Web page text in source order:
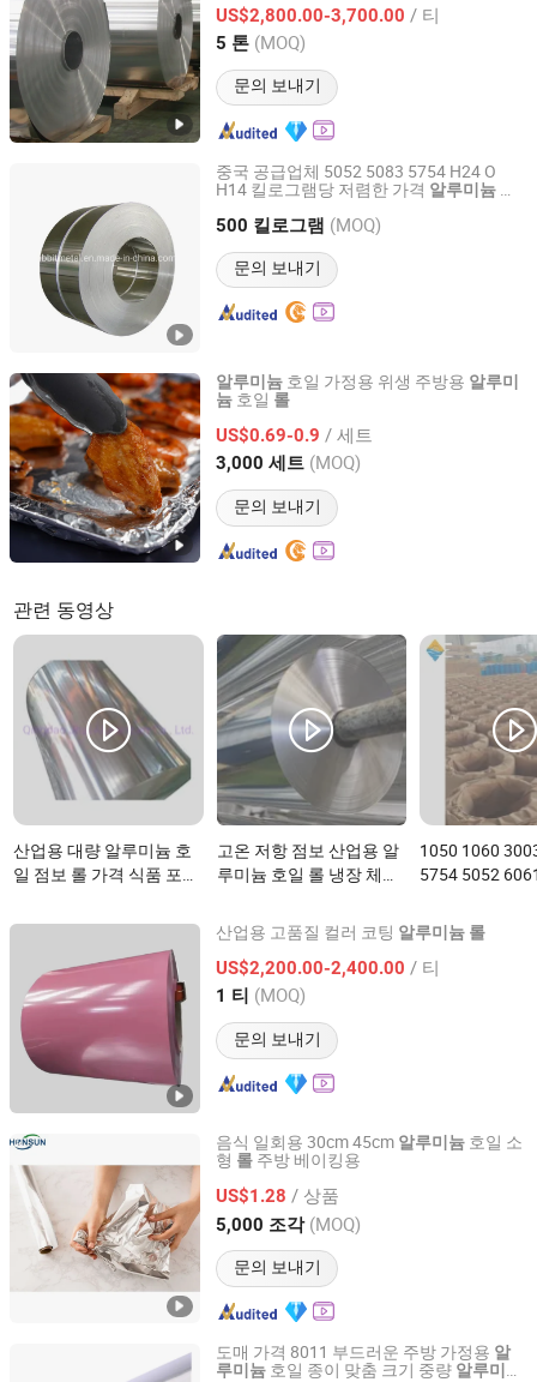
US$2,800.00-3,700.00 / 티
5 톤 (MOQ)
문의 보내기
Shandong, China 이후 2024
중국 공급업체 5052 5083 5754 H24 O
H14 킬로그램당 저렴한 가격 알루미늄
500 킬로그램 (MOQ)
문의 보내기
Foshan Rabbit Metal Company Limited
Guangdong, China 이후 2022
알루미늄 호일 가정용 위생 주방용 알루미
늄 호일 롤
US$0.69-0.9 / 세트
3,000 세트 (MOQ)
문의 보내기
Derun Green Building (Shandong) Composite Material Co.,
Ltd
Shandong, China 이후 2024
관련 동영상
산업용 대량 알루미늄 호
일 점보 롤 가격 식품 포장
이(가) 무엇인가요?
고온 저항 점보 산업용 알
루미늄 호일 롤 냉장 체인
무엇인가요?
1050 1060
5754 5052
(가) 무엇인가
산업용 고품질 컬러 코팅 알루미늄 롤
US$2,200.00-2,400.00 / 티
1 티 (MOQ)
문의 보내기
Shandong Sincere Plank Industry Co., Ltd.
Shandong, China 이후 2024
음식 일회용 30cm 45cm 알루미늄 호일 소
형 롤 주방 베이킹용
US$1.28 / 상품
5,000 조각 (MOQ)
문의 보내기
Qingdao Honsun Packaging Technology Co., Ltd
Shandong, China 이후 2024
도매 가격 8011 부드러운 주방 가정용 알
루미늄 호일 종이 맞춤 크기 중량 알루미늄